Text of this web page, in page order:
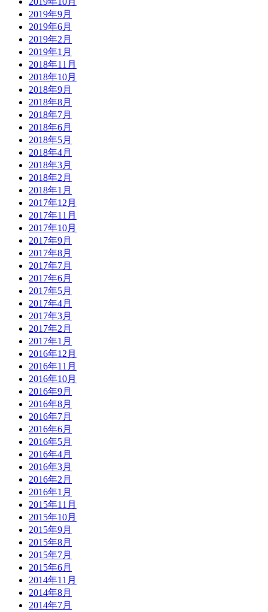
2019年9月
2019年6月
2019年2月
2019年1月
2018年11月
2018年10月
2018年9月
2018年8月
2018年7月
2018年6月
2018年5月
2018年4月
2018年3月
2018年2月
2018年1月
2017年12月
2017年11月
2017年10月
2017年9月
2017年8月
2017年7月
2017年6月
2017年5月
2017年4月
2017年3月
2017年2月
2017年1月
2016年12月
2016年11月
2016年10月
2016年9月
2016年8月
2016年7月
2016年6月
2016年5月
2016年4月
2016年3月
2016年2月
2016年1月
2015年11月
2015年10月
2015年9月
2015年8月
2015年7月
2015年6月
2014年11月
2014年8月
2014年7月